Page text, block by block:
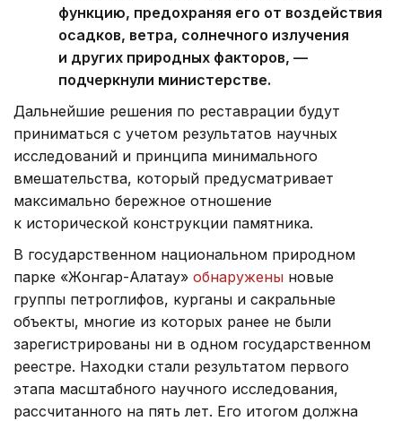
функцию, предохраняя его от воздействия
осадков, ветра, солнечного излучения
и других природных факторов, —
подчеркнули министерстве.
Дальнейшие решения по реставрации будут
приниматься с учетом результатов научных
исследований и принципа минимального
вмешательства, который предусматривает
максимально бережное отношение
к исторической конструкции памятника.
В государственном национальном природном
парке «Жонгар-Алатау» обнаружены новые
группы петроглифов, курганы и сакральные
объекты, многие из которых ранее не были
зарегистрированы ни в одном государственном
реестре. Находки стали результатом первого
этапа масштабного научного исследования,
рассчитанного на пять лет. Его итогом должна